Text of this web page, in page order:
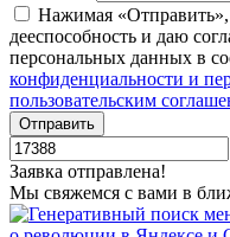
Нажимая
дееспособность и даю
персональных данных в
конфиденциальности и
пользовательским
Отправить
Заявка отправлена!
Мы свяжемся с вами в